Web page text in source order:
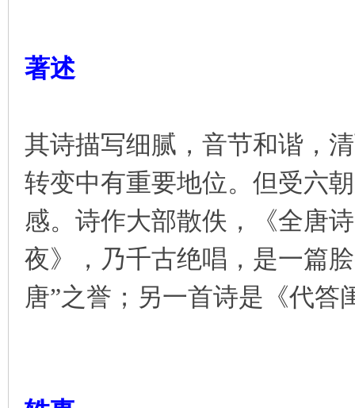
著述
其诗描写细腻，音节和谐，
转变中有重要地位。但受六
感。诗作大部散佚，《全唐
夜》，乃千古绝唱，是一篇
唐”之誉；另一首诗是《代答